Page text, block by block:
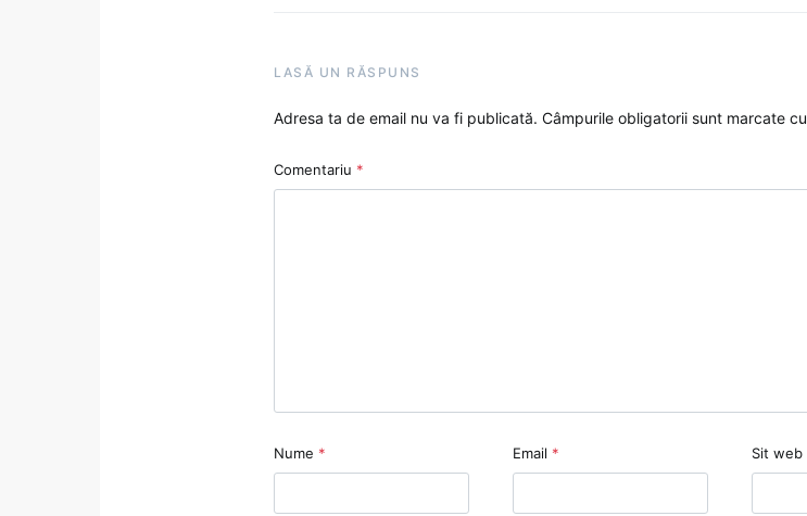
LASĂ UN RĂSPUNS
Adresa ta de email nu va fi publicată. Câmpurile obligatorii sunt marcate cu
Comentariu *
Nume * Email * Sit web